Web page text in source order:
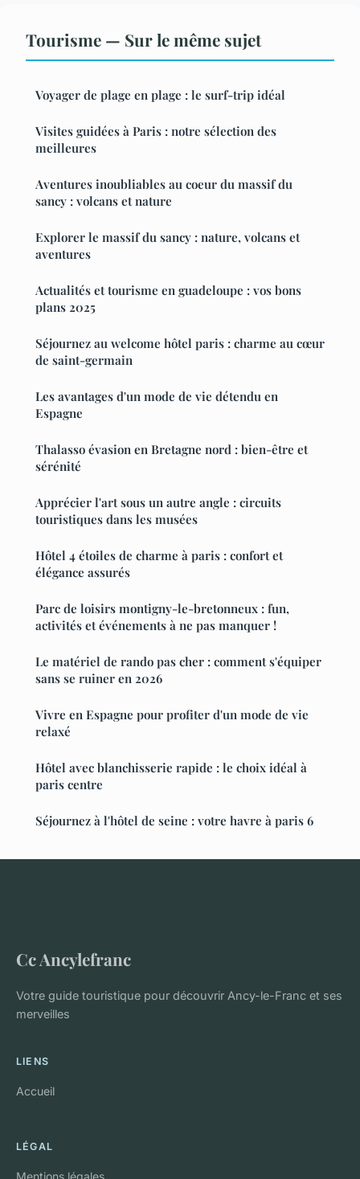
Tourisme — Sur le même sujet
Voyager de plage en plage : le surf-trip idéal
Visites guidées à Paris : notre sélection des
meilleures
Aventures inoubliables au coeur du massif du
sancy : volcans et nature
Explorer le massif du sancy : nature, volcans et
aventures
Actualités et tourisme en guadeloupe : vos bons
plans 2025
Séjournez au welcome hôtel paris : charme au cœur
de saint-germain
Les avantages d'un mode de vie détendu en
Espagne
Thalasso évasion en Bretagne nord : bien-être et
sérénité
Apprécier l'art sous un autre angle : circuits
touristiques dans les musées
Hôtel 4 étoiles de charme à paris : confort et
élégance assurés
Parc de loisirs montigny-le-bretonneux : fun,
activités et événements à ne pas manquer !
Le matériel de rando pas cher : comment s'équiper
sans se ruiner en 2026
Vivre en Espagne pour profiter d'un mode de vie
relaxé
Hôtel avec blanchisserie rapide : le choix idéal à
paris centre
Séjournez à l'hôtel de seine : votre havre à paris 6
Cc Ancylefranc
Votre guide touristique pour découvrir Ancy-le-Franc et ses
merveilles
LIENS
Accueil
LÉGAL